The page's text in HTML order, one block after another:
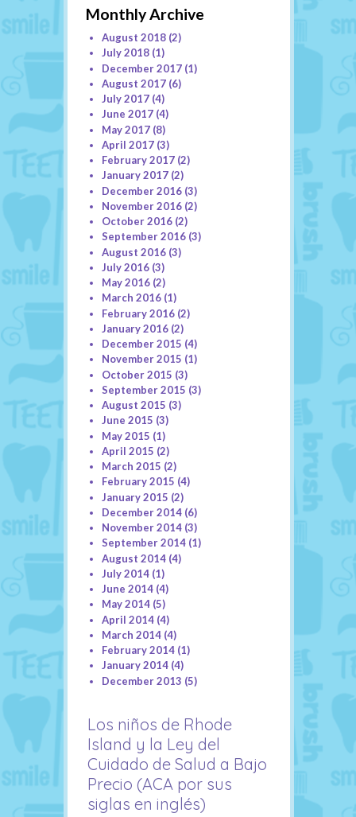
Monthly Archive
August 2018(2)
July 2018(1)
December 2017(1)
August 2017(6)
July 2017(4)
June 2017(4)
May 2017(8)
April 2017(3)
February 2017(2)
January 2017(2)
December 2016(3)
November 2016(2)
October 2016(2)
September 2016(3)
August 2016(3)
July 2016(3)
May 2016(2)
March 2016(1)
February 2016(2)
January 2016(2)
December 2015 (4)
November 2015 (1)
October 2015 (3)
September 2015 (3)
August 2015 (3)
June 2015 (3)
May 2015 (1)
April 2015 (2)
March 2015 (2)
February 2015 (4)
January 2015 (2)
December 2014(6)
November 2014(3)
September 2014(1)
August 2014(4)
July 2014(1)
June 2014(4)
May 2014(5)
April 2014(4)
March 2014(4)
February 2014(1)
January 2014(4)
December 2013 (5)
Los niños de Rhode
Island y la Ley del
Cuidado de Salud a Bajo
Precio (ACA por sus
siglas en inglés)